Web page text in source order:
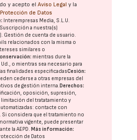
y acepto elAviso Legal y la
de Datos
Interempresas Media, S.L.U.
Suscripción a nuestra(s)
Gestión de cuenta de usuario.
relacionados con la misma o
similares o
mientras dure la
o mientras sea necesario para
finalidades especificadasCesión:
cederse a otras empresas del
de gestión interna.Derechos:
oposición, supresión,
del tratatamiento y
contacte con
. Si considera que el tratamiento no
normativa vigente, puede presentar
laAEPD .Más información:
de Datos